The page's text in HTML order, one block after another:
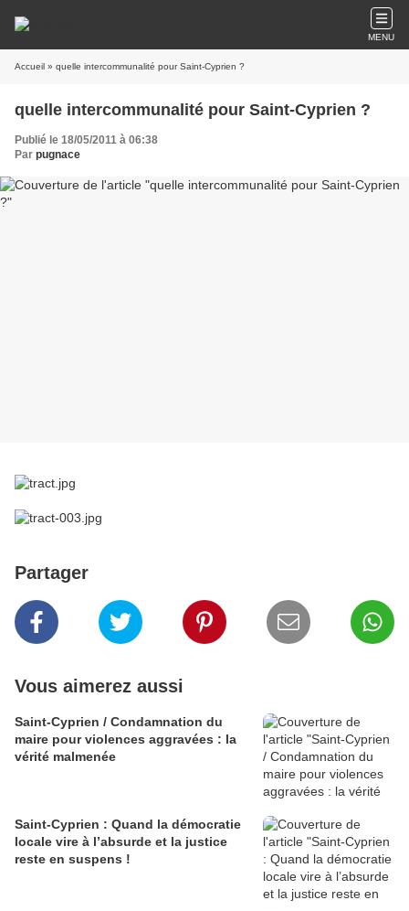
MENU
Accueil » quelle intercommunalité pour Saint-Cyprien ?
quelle intercommunalité pour Saint-Cyprien ?
Publié le 18/05/2011 à 06:38
Par pugnace
Partager
Vous aimerez aussi
Saint-Cyprien / Condamnation du
maire pour violences aggravées : la
vérité malmenée
Saint-Cyprien : Quand la démocratie
locale vire à l’absurde et la justice
reste en suspens !